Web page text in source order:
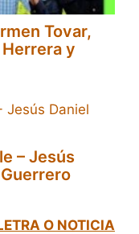
Tovar,
y
– Jesús
O NOTICIA